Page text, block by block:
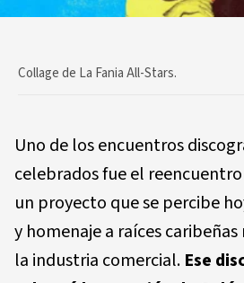
Collage de La Fania All-Stars.
Uno de los encuentros
celebrados fue el
un proyecto que se percibe
y homenaje a raíces
la industria comercial. Ese